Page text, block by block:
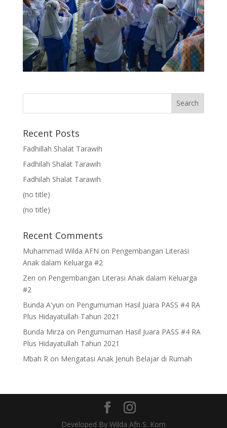
Recent Posts
Fadhillah Shalat Tarawih
Fadhilah Shalat Tarawih
Fadhilah Shalat Tarawih
(no title)
(no title)
Recent Comments
Muhammad Wilda AFN on Pengembangan Literasi
Anak dalam Keluarga #2
Zen on Pengembangan Literasi Anak dalam Keluarga
#2
Bunda A'yun on Pengumuman Hasil Juara PASS #4 RA
Plus Hidayatullah Tahun 2021
Bunda Mirza on Pengumuman Hasil Juara PASS #4 RA
Plus Hidayatullah Tahun 2021
Mbah R on Mengatasi Anak Jenuh Belajar di Rumah
Developed By Wilda Afn S. Kom